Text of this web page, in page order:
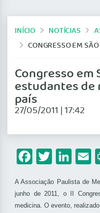
INÍCIO NOTÍCIAS
CONGRESSO EM SÃO PAULO REÚNE ESTUDANTES DE
Congresso em
estudantes de
país
27/05/2011 | 17:42
Facebook
A Associação Paulista de
junho de 2011, o II
medicina. O evento,